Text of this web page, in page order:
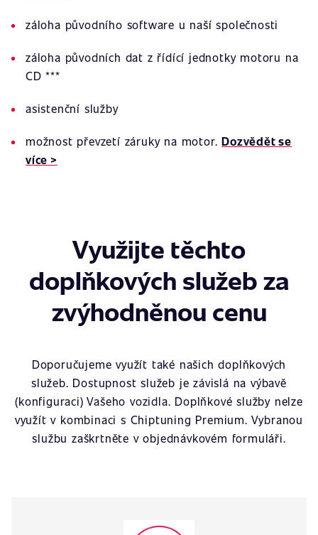
záloha původního software u naší společnosti
záloha původních dat z řídící jednotky motoru na
CD ***
asistenční služby
možnost převzetí záruky na motor.Dozvědět se
více >
Využijte těchto
doplňkových služeb za
zvýhodněnou cenu
Doporučujeme využít také našich doplňkových
služeb. Dostupnost služeb je závislá na výbavě
(konfiguraci) Vašeho vozidla. Doplňkové služby nelze
využít v kombinaci s Chiptuning Premium. Vybranou
službu zaškrtněte v objednávkovém formuláři.